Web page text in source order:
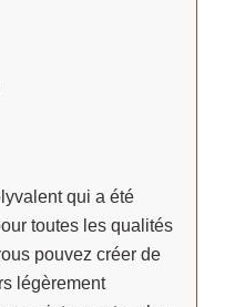
qui a été
toutes les qualités
pouvez créer de
légèrement